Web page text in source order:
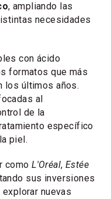
, ampliando las
necesidades
con ácido
formatos que más
los últimos años.
al
de la
específico
piel.
comoL'Oréal,Estée
sus inversiones
nuevas